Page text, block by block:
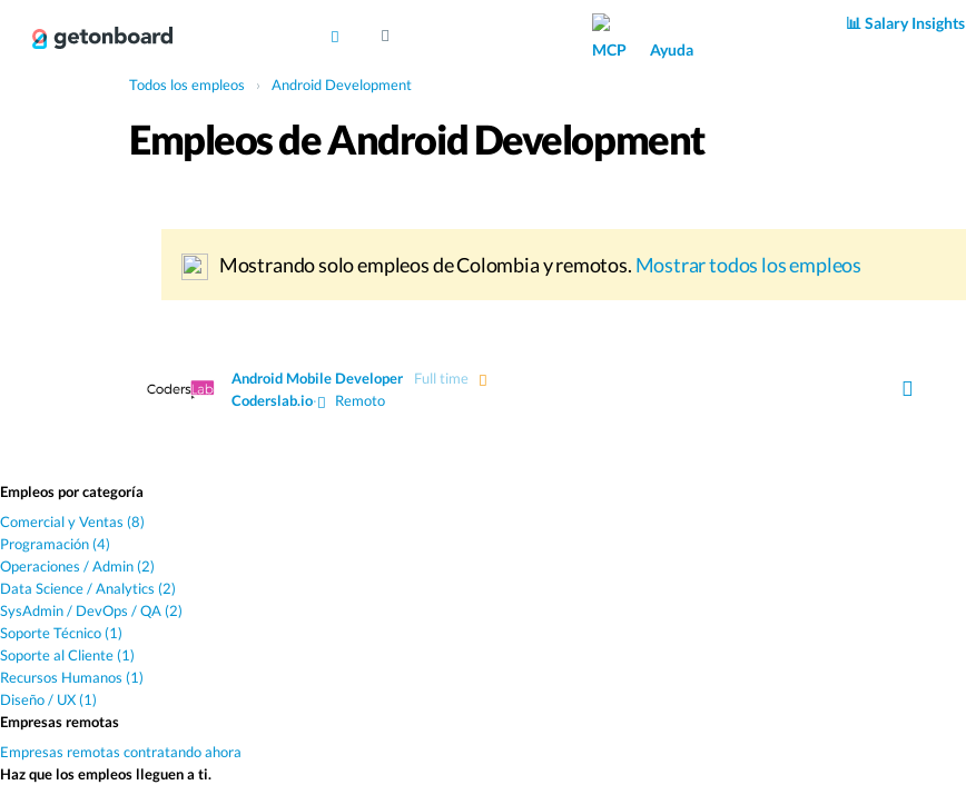
📊 Salary Insights
MCP
Ayuda
Todos los empleos › Android Development
Empleos de Android Development
Mostrando solo empleos de Colombia y remotos. Mostrar todos los empleos
Android Mobile Developer
Full time
Coderslab.io· Remoto
Empleos por categoría
Comercial y Ventas (8)
Programación (4)
Operaciones / Admin (2)
Data Science / Analytics (2)
SysAdmin / DevOps / QA (2)
Soporte Técnico (1)
Soporte al Cliente (1)
Recursos Humanos (1)
Diseño / UX (1)
Empresas remotas
Empresas remotas contratando ahora
Haz que los empleos lleguen a ti.